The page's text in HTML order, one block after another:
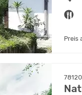
Preis